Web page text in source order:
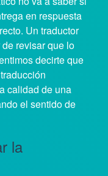
en respuesta
Un traductor
revisar que lo
decirte que
calidad de una
el sentido de
la